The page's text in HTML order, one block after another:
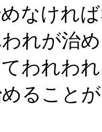
なけれ
れが治
われわ
めること